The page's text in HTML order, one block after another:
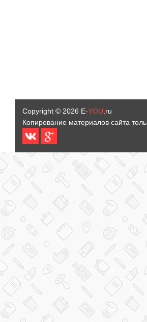
Copyright © 2026 E-YOU .ru
Копирование материалов сайта